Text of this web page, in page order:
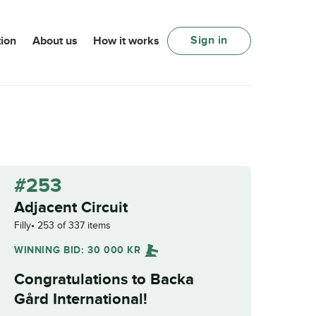
About us How it works Sign in
#253
Adjacent Circuit
Filly 253 of 337 items
WINNING BID:30 000 KR
Congratulations to Backa
Gård International!